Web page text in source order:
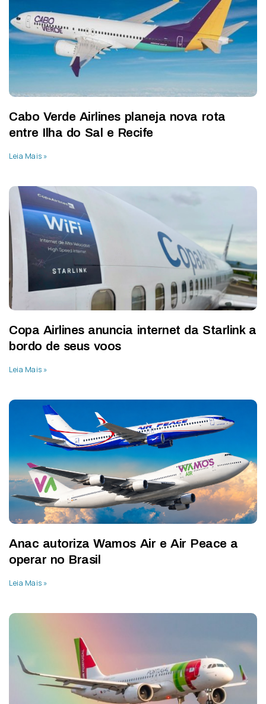
Cabo Verde Airlines planeja nova rota
entre Ilha do Sal e Recife
Leia Mais »
Copa Airlines anuncia internet da Starlink a
bordo de seus voos
Leia Mais »
Anac autoriza Wamos Air e Air Peace a
operar no Brasil
Leia Mais »